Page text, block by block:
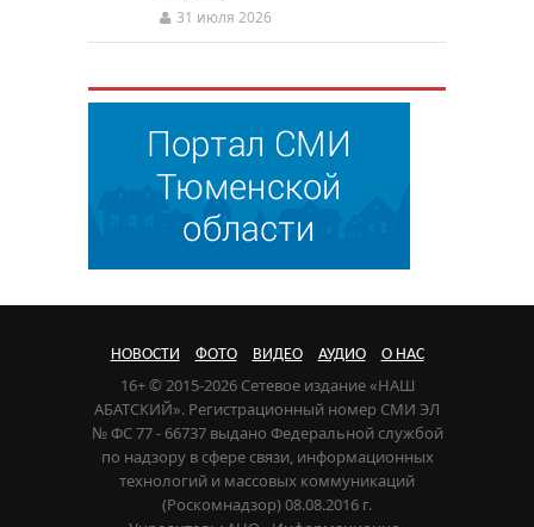
31 июля 2026
НОВОСТИ ФОТО ВИДЕО АУДИО О НАС
16+ © 2015-2026 Сетевое издание «НАШ
АБАТСКИЙ». Регистрационный номер СМИ ЭЛ
№ ФС 77 - 66737 выдано Федеральной службой
по надзору в сфере связи, информационных
технологий и массовых коммуникаций
(Роскомнадзор) 08.08.2016 г.